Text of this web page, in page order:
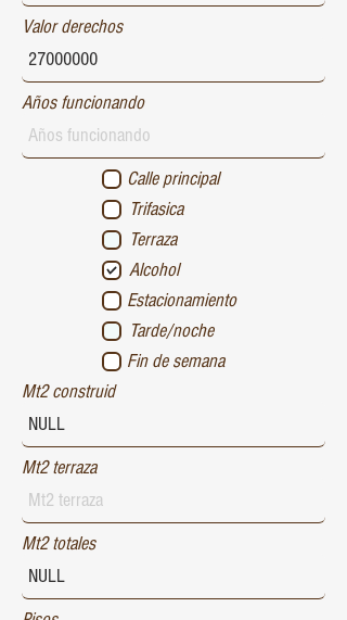
Valor derechos
Años funcionando
Calle principal
Trifasica
Terraza
Alcohol
Estacionamiento
Tarde/noche
Fin de semana
Mt2 construid
Mt2 terraza
Mt2 totales